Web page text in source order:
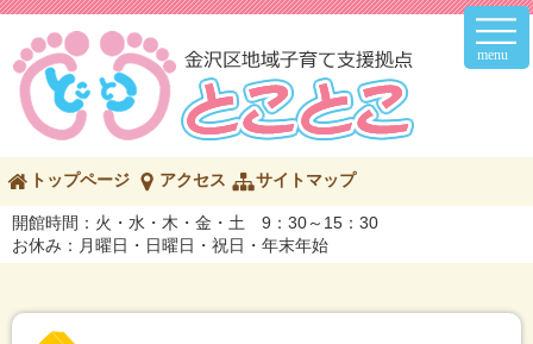
メ
メ
の
ペ
ー
ジ
容
トップページ アクセス サイトマップ
開館時間：火・水・木・金・土 9：30～15：30
お休み：月曜日・日曜日・祝日・年末年始